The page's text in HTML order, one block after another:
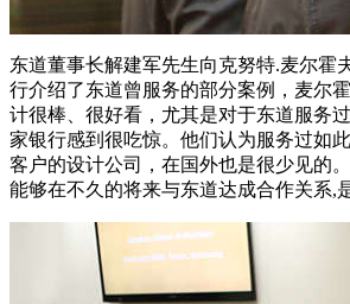
东道董事长解建军先生向克努特.麦尔霍
行介绍了东道曾服务的部分案例，麦尔
计很棒、很好看，尤其是对于东道服务
家银行感到很吃惊。他们认为服务过如
客户的设计公司，在国外也是很少见的
能够在不久的将来与东道达成合作关系,